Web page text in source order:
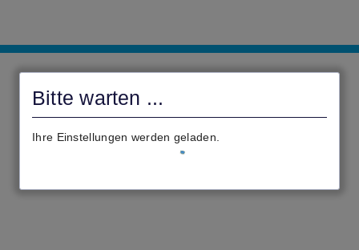
Bitte warten ...
Ihre Einstellungen werden geladen.